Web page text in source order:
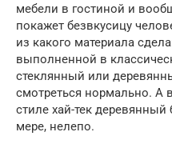
мебели в гостиной и
покажет безвкусицу
из какого материала
выполненной в
стеклянный или
смотреться нормально. А
стиле хай-тек
мере, нелепо.